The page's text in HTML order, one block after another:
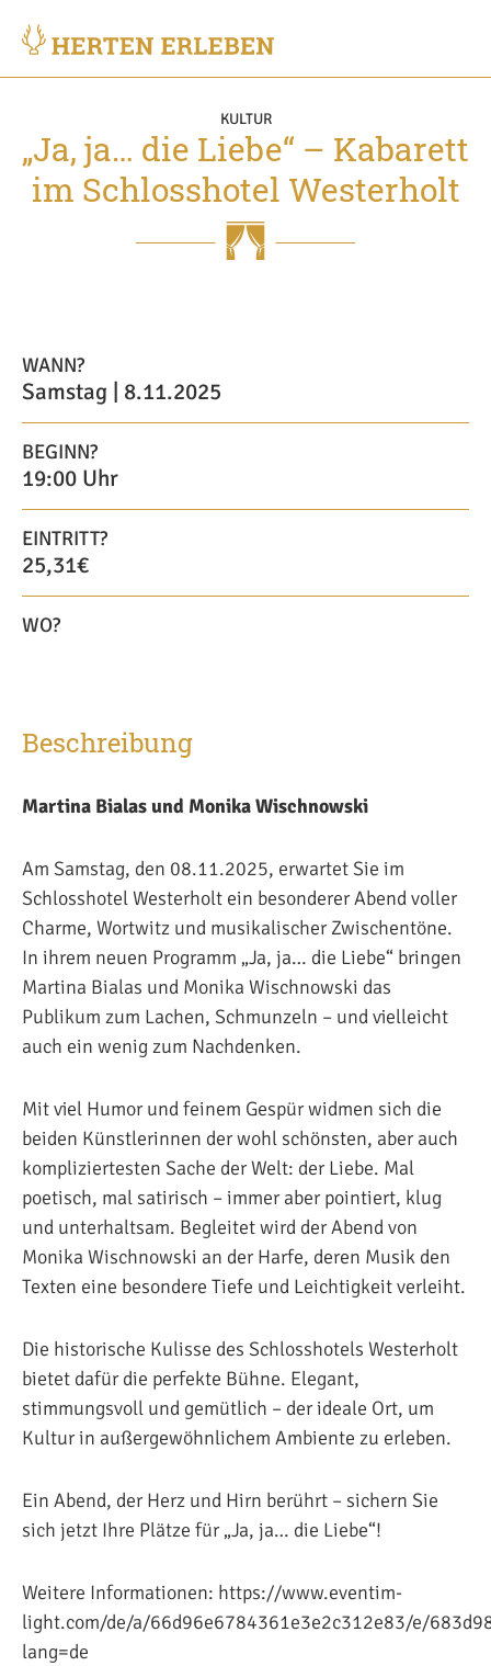
KULTUR
„Ja, ja… die Liebe“ – Kabarett
im Schlosshotel Westerholt
WANN?
Samstag | 8.11.2025
BEGINN?
19:00 Uhr
EINTRITT?
25,31€
WO?
Beschreibung
Martina Bialas und Monika Wischnowski
Am Samstag, den 08.11.2025, erwartet Sie im
Schlosshotel Westerholt ein besonderer Abend voller
Charme, Wortwitz und musikalischer Zwischentöne.
In ihrem neuen Programm „Ja, ja… die Liebe“ bringen
Martina Bialas und Monika Wischnowski das
Publikum zum Lachen, Schmunzeln – und vielleicht
auch ein wenig zum Nachdenken.
Mit viel Humor und feinem Gespür widmen sich die
beiden Künstlerinnen der wohl schönsten, aber auch
kompliziertesten Sache der Welt: der Liebe. Mal
poetisch, mal satirisch – immer aber pointiert, klug
und unterhaltsam. Begleitet wird der Abend von
Monika Wischnowski an der Harfe, deren Musik den
Texten eine besondere Tiefe und Leichtigkeit verleiht.
Die historische Kulisse des Schlosshotels Westerholt
bietet dafür die perfekte Bühne. Elegant,
stimmungsvoll und gemütlich – der ideale Ort, um
Kultur in außergewöhnlichem Ambiente zu erleben.
Ein Abend, der Herz und Hirn berührt – sichern Sie
sich jetzt Ihre Plätze für „Ja, ja… die Liebe“!
Weitere Informationen: https://www.eventim-
light.com/de/a/66d96e6784361e3e2c312e83/e/
lang=de